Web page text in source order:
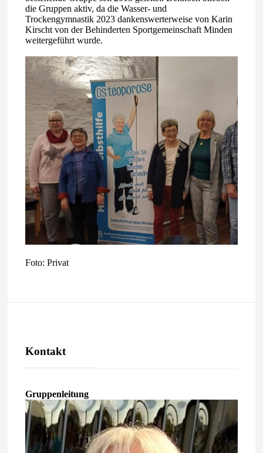
die Gruppen aktiv, da die Wasser- und
Trockengymnastik 2023 dankenswerterweise von Karin
Kirscht von der Behinderten Sportgemeinschaft Minden
weitergeführt wurde.
Foto: Privat
Kontakt
Gruppenleitung